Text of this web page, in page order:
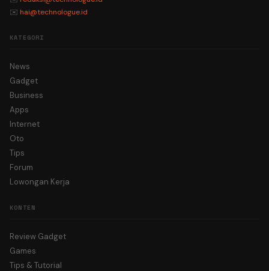
✉️ hai@technologue.id
KATEGORI
News
Gadget
Business
Apps
Internet
Oto
Tips
Forum
Lowongan Kerja
KONTEN
Review Gadget
Games
Tips & Tutorial